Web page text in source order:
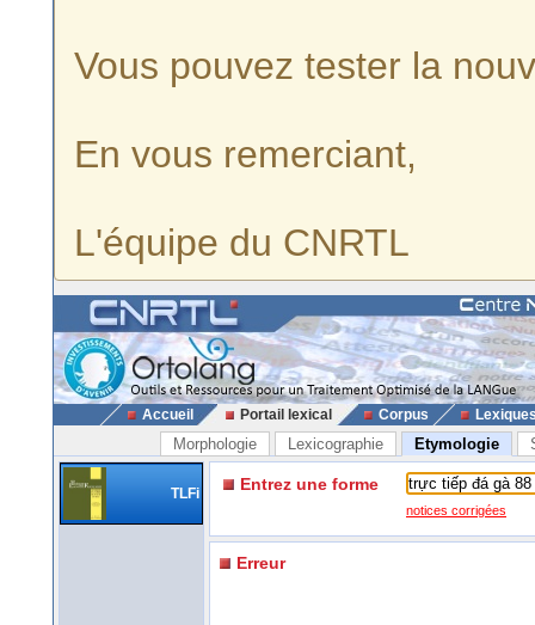
Vous pouvez tester la
En vous remerciant,
L'équipe du CNRTL
Accueil Portail lexical Corpus
Morphologie Lexicographie Etymologie
TLFi Entrez une forme
notices corrigées
Erreur